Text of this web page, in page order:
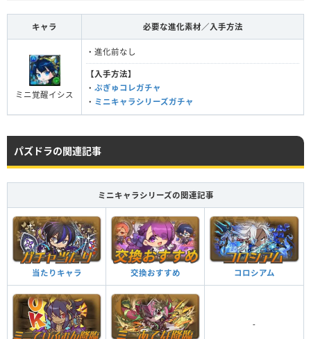
キャラ 必要な進化素材／入手方法
ミニ覚醒イシス
・進化前なし
【入手方法】
・ ぷぎゅコレガチャ
・ ミニキャラシリーズガチャ
パズドラの関連記事
ミニキャラシリーズの関連記事
当たりキャラ 交換おすすめ コロシアム
-